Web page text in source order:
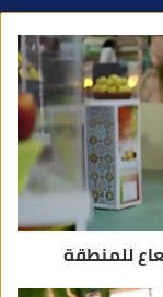
للمنطقة